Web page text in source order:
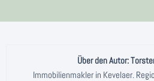
Über den Autor:
Immobilienmakler in Kevelaer.